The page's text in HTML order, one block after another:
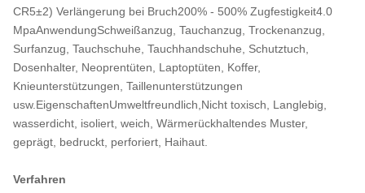
CR5±2) Verlängerung bei Bruch200% - 500% Zugfestigkeit4.0
MpaAnwendungSchweißanzug, Tauchanzug, Trockenanzug,
Surfanzug, Tauchschuhe, Tauchhandschuhe, Schutztuch,
Dosenhalter, Neoprentüten, Laptoptüten, Koffer,
Knieunterstützungen, Taillenunterstützungen
usw.EigenschaftenUmweltfreundlich,Nicht toxisch, Langlebig,
wasserdicht, isoliert, weich, Wärmerückhaltendes Muster,
geprägt, bedruckt, perforiert, Haihaut.
Verfahren